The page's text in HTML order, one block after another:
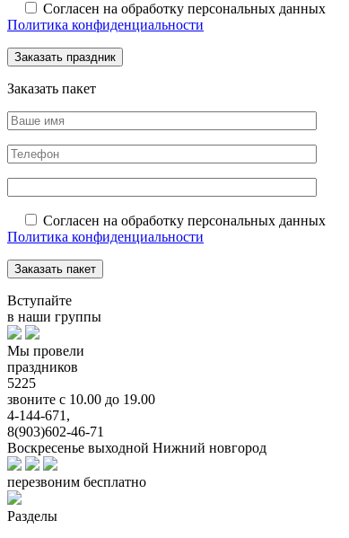
Согласен на обработку персональных данных
Политика конфиденциальности
Заказать пакет
Согласен на обработку персональных данных
Политика конфиденциальности
Вступайте
в наши группы
Мы провели
праздников
5225
звоните с 10.00 до 19.00
4-144-671,
8(903)602-46-71
Воскресенье выходной Нижний новгород
перезвоним бесплатно
Разделы